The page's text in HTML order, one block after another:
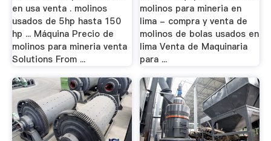
en usa venta . molinos
usados de 5hp hasta 150
hp ... Máquina Precio de
molinos para mineria venta
Solutions From ...
molinos para mineria en
lima - compra y venta de
molinos de bolas usados en
lima Venta de Maquinaria
para ...